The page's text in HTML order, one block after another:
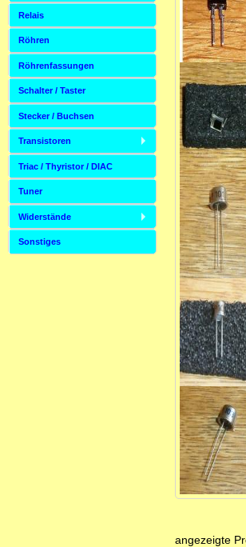
angezeigte
Relais
Röhren
Röhrenfassungen
Schalter / Taster
Stecker / Buchsen
Transistoren
Triac / Thyristor / DIAC
Tuner
Widerstände
Sonstiges